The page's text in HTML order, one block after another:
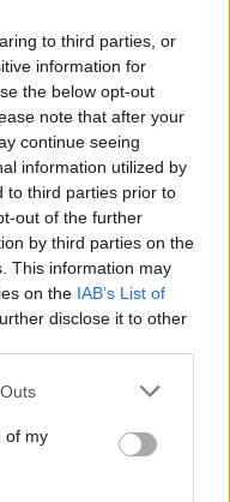
to third parties, or
information for
the below opt-out
note that after your
continue seeing
information utilized by
to third parties prior to
out of the further
by third parties on the
This information may
on the IAB’s List of
disclose it to other
one or more Google
You may click to
its third-party tags to
in below Google
of myÁLLÓ HECSEI ÚTI